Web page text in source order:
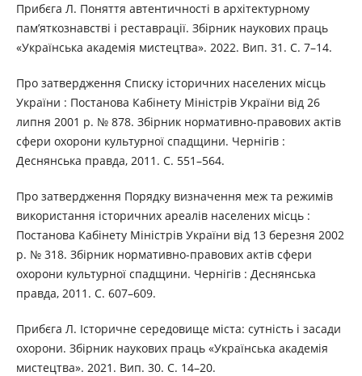
Прибєга Л. Поняття автентичності в архітектурному
пам’яткознавстві і реставрації. Збірник наукових праць
«Українська академія мистецтва». 2022. Вип. 31. С. 7–14.
Про затвердження Списку історичних населених місць
України : Постанова Кабінету Міністрів України від 26
липня 2001 р. № 878. Збірник нормативно-правових актів
сфери охорони культурної спадщини. Чернігів :
Деснянська правда, 2011. С. 551–564.
Про затвердження Порядку визначення меж та режимів
використання історичних ареалів населених місць :
Постанова Кабінету Міністрів України від 13 березня 2002
р. № 318. Збірник нормативно-правових актів сфери
охорони культурної спадщини. Чернігів : Деснянська
правда, 2011. С. 607–609.
Прибєга Л. Історичне середовище міста: сутність і засади
охорони. Збірник наукових праць «Українська академія
мистецтва». 2021. Вип. 30. С. 14–20.